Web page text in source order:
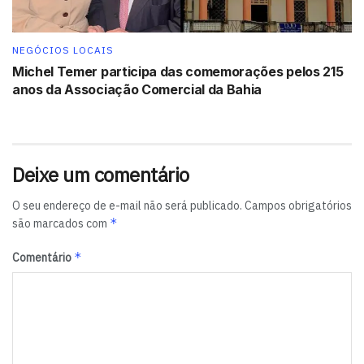
Tecnologias limpas
Novos produtos sustentáveis
um dos polos estratégicos da transição energética e da
indústria sustentável no Brasil.
Leia mais:
NEGÓCIOS LOCAIS
Michel Temer participa das comemorações pelos 215
anos da Associação Comercial da Bahia
Deixe um comentário
O seu endereço de e-mail não será publicado. Campos obrigatórios
são marcados com *
Comentário *